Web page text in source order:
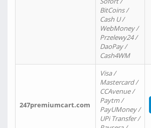
BitCoins /
Cash U /
WebMoney /
Przelewy24 /
DaoPay /
Cash4WM
247premiumcart.com
Visa /
Mastercard /
CCAvenue /
Paytm /
PayUMoney /
UPi Transfer /